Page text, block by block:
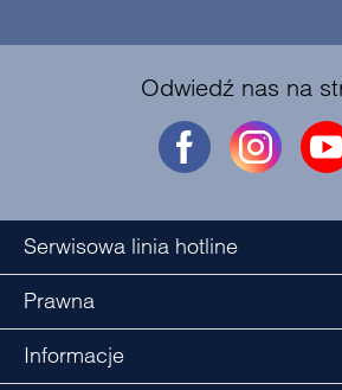
Odwiedź nas na
Serwisowa linia hotline
Prawna
Informacje